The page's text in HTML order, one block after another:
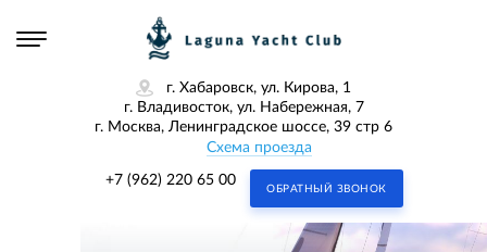
г. Хабаровск, ул. Кирова, 1
г. Владивосток, ул. Набережная, 7
г. Москва, Ленинградское шоссе, 39 стр 6
Схема проезда
+7 (962) 220 65 00
ОБРАТНЫЙ ЗВОНОК